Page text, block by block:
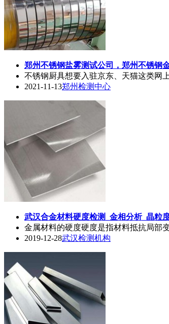
郑州不锈钢盐雾测试公司，郑州不锈钢
不锈钢厨具想要入驻京东、天猫这类网
2021-11-13郑州检测中心
武汉合金材料硬度检测_ 金相分析_晶粒
金属材料的硬度硬度是指材料抵抗局部
2019-12-28武汉检测机构